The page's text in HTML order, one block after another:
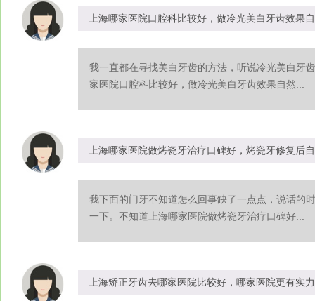
上海哪家医院口腔科比较好，做冷光美白牙齿效果
我一直都在寻找美白牙齿的方法，听说冷光美白牙
家医院口腔科比较好，做冷光美白牙齿效果自然...
上海哪家医院做烤瓷牙治疗口碑好，烤瓷牙修复后
我下面的门牙不知道怎么回事缺了一点点，说话的
一下。不知道上海哪家医院做烤瓷牙治疗口碑好...
上海矫正牙齿去哪家医院比较好，哪家医院更有实力